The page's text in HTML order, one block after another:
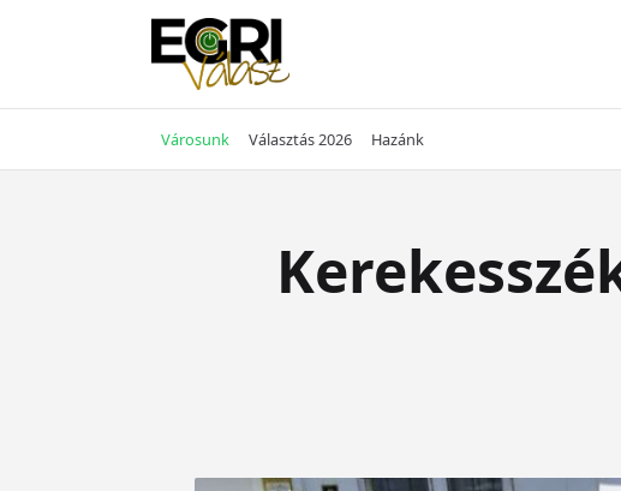
Városunk Választás 2026 Hazánk